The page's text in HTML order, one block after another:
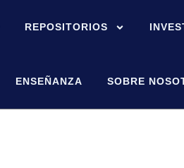
REPOSITORIOS
ENSEÑANZA SOBRE